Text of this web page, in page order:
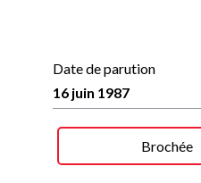
Date de parution
16 juin 1987
Brochée